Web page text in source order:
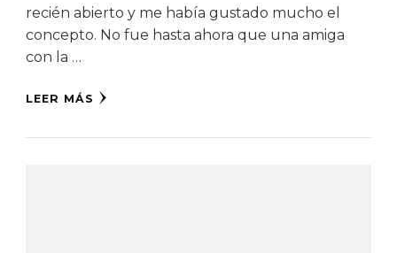
recién abierto y me había gustado mucho el
concepto. No fue hasta ahora que una amiga
con la …
LEER MÁS